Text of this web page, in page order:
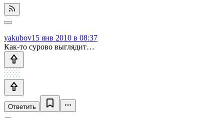
yakubov15 янв 2010 в 08:37
Как-то сурово выглядит…
Ответить